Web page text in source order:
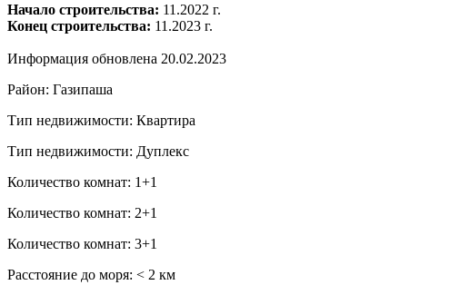
Начало строительства: 11.2022 г.
Конец строительства: 11.2023 г.
Информация обновлена 20.02.2023
Район: Газипаша
Тип недвижимости: Квартира
Тип недвижимости: Дуплекс
Количество комнат: 1+1
Количество комнат: 2+1
Количество комнат: 3+1
Расстояние до моря: ˂ 2 км